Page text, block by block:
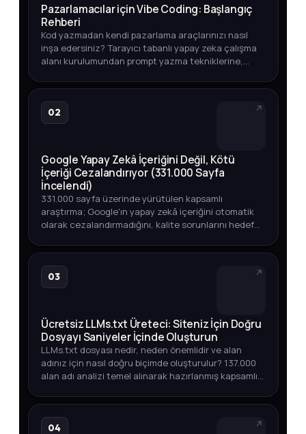
Pazarlamacılar için Vibe Coding: Başlangıç
Rehberi
Kod yazmadan kendi pazarlama araçlarınızı nasıl
inşa edersiniz? Tarayıcı tabanlı yapay zeka çalışma
alanı kurulumundan prompt yazma tekniklerine,
adım adım açıklıyoruz.
02
Google Yapay Zekâ İçeriğini Değil, Kötü
İçeriği Cezalandırıyor (331.000 Sayfa
İncelendi)
331.000 sayfa üzerinde yürütülen kapsamlı
araştırma; Google'ın yapay zekâ içeriğini otomatik
olarak cezalandırmadığını, kalite sorunlarını hedef
endeksleme oranları v…
03
Ücretsiz LLMs.txt Üreteci: Siteniz İçin Doğru
Dosyayı Saniyeler İçinde Oluşturun
LLMs.txt dosyası nedir, neden önemlidir ve alan
adınız için nasıl doğru biçimde oluşturulur? 137.000
alan adı analizi temel alınarak hazırlanmış kapsamlı
04